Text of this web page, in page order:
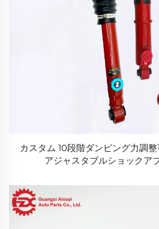
カスタム 10段階ダンピング力調
アジャスタブルショックア